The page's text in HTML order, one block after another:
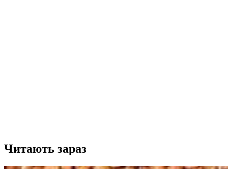
Читають зараз